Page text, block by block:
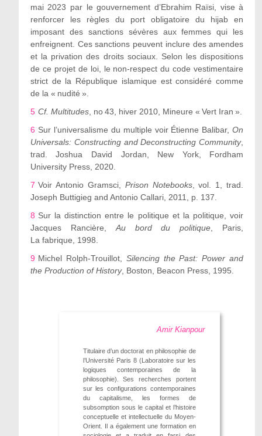
mai 2023 par le gouvernement d’Ebrahim Raïsi, vise à
renforcer les règles du port obligatoire du hijab en
imposant des sanctions sévères aux femmes qui les
enfreignent. Ces sanctions peuvent inclure des amendes
et la privation des droits sociaux. Selon les dispositions
de ce projet de loi, le non-respect du code vestimentaire
strict de la République islamique est considéré comme
de la « nudité ».
5 Cf. Multitudes, no43, hiver 2010, Mineure « Vert Iran ».
6 Sur l’universalisme du multiple voir Étienne Balibar,On
Universals: Constructing and Deconstructing Community,
trad. Joshua David Jordan, New York, Fordham
University Press, 2020.
7 Voir Antonio Gramsci, Prison Notebooks, vol. 1, trad.
Joseph Buttigieg and Antonio Callari, 2011, p. 137.
8 Sur la distinction entre le politique et la politique, voir
Jacques Rancière, Au bord du politique , Paris,
La fabrique, 1998.
9 Michel Rolph-Trouillot, Silencing the Past: Power and
the Production of History, Boston, Beacon Press, 1995.
Amir Kianpour
Titulaire d’un doctorat en philosophie de
l’Université Paris 8 (Laboratoire sur les
logiques contemporaines de la
philosophie). Ses recherches portent
sur les configurations contemporaines
du capitalisme, les formes de
subsomption sous le capital et l’histoire
conceptuelle et intellectuelle du Moyen-
Orient. Il a également une formation en